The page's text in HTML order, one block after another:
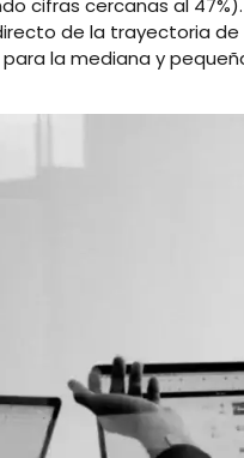
cifras cercanas al
de la trayectoria de
la mediana y